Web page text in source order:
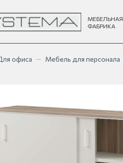
МЕБЕЛЬНАЯ
ФАБРИКА
офиса — Мебель для персонала